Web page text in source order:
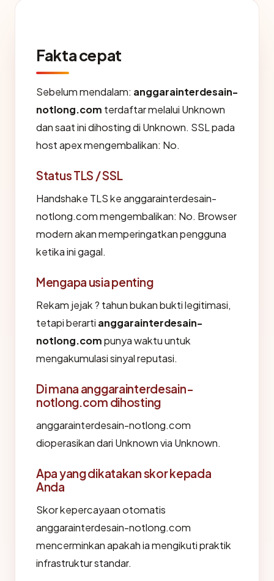
Fakta cepat
Sebelum mendalam: anggarainterdesain-
notlong.com terdaftar melalui Unknown
dan saat ini dihosting di Unknown. SSL pada
host apex mengembalikan: No.
Status TLS / SSL
Handshake TLS ke anggarainterdesain-
notlong.com mengembalikan: No. Browser
modern akan memperingatkan pengguna
ketika ini gagal.
Mengapa usia penting
Rekam jejak ? tahun bukan bukti legitimasi,
tetapi berarti anggarainterdesain-
notlong.compunya waktu untuk
mengakumulasi sinyal reputasi.
Di mana anggarainterdesain-
notlong.com dihosting
anggarainterdesain-notlong.com
dioperasikan dari Unknown via Unknown.
Apa yang dikatakan skor kepada
Anda
Skor kepercayaan otomatis
anggarainterdesain-notlong.com
mencerminkan apakah ia mengikuti praktik
infrastruktur standar.